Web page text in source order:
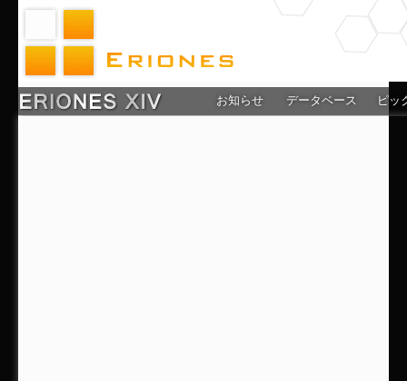
お知らせ データベース ピッ